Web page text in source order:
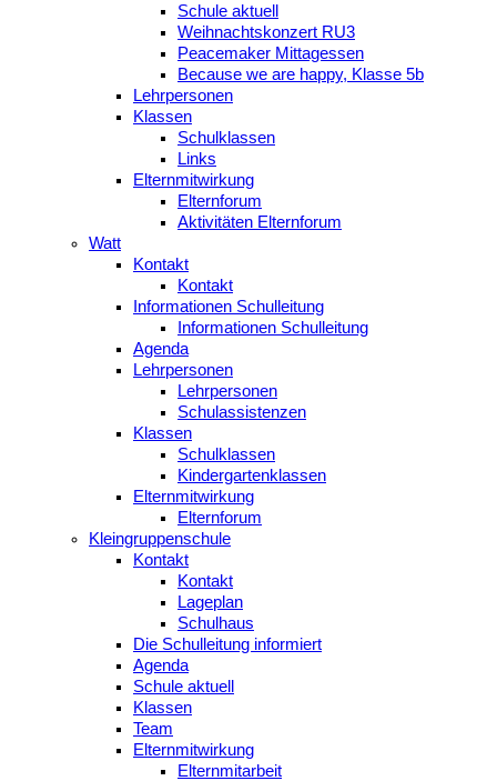
Schule aktuell
Weihnachtskonzert RU3
Peacemaker Mittagessen
Because we are happy, Klasse 5b
Lehrpersonen
Klassen
Schulklassen
Links
Elternmitwirkung
Elternforum
Aktivitäten Elternforum
Watt
Kontakt
Kontakt
Informationen Schulleitung
Informationen Schulleitung
Agenda
Lehrpersonen
Lehrpersonen
Schulassistenzen
Klassen
Schulklassen
Kindergartenklassen
Elternmitwirkung
Elternforum
Kleingruppenschule
Kontakt
Kontakt
Lageplan
Schulhaus
Die Schulleitung informiert
Agenda
Schule aktuell
Klassen
Team
Elternmitwirkung
Elternmitarbeit